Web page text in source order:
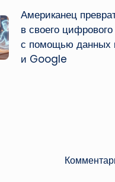
Американец
в своего
с помощью данных
и Google